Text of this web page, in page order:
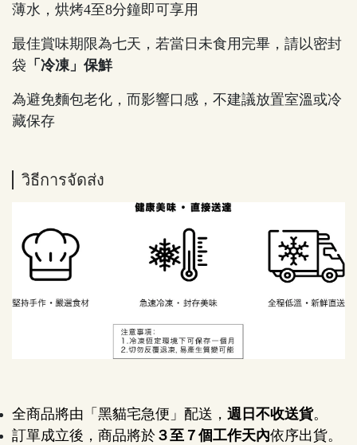
薄水，烘烤4至8分鐘即可享用
最佳賞味期限為七天，若當日未食用完畢，請以密封
袋 「冷凍」保鮮
為避免麵包老化，而影響口感，不建議放置室溫或冷
藏保存
วิธีการจัดส่ง
全商品將由「黑貓宅急便」配送， 週日不收送貨。
訂單成立後，商品將於 ３至７個工作天內依序出貨。